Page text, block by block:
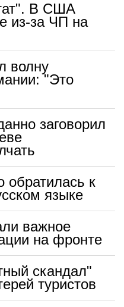
В США
из-за ЧП на
волну
"Это
заговорил
обратилась к
языке
важное
на фронте
скандал"
туристов